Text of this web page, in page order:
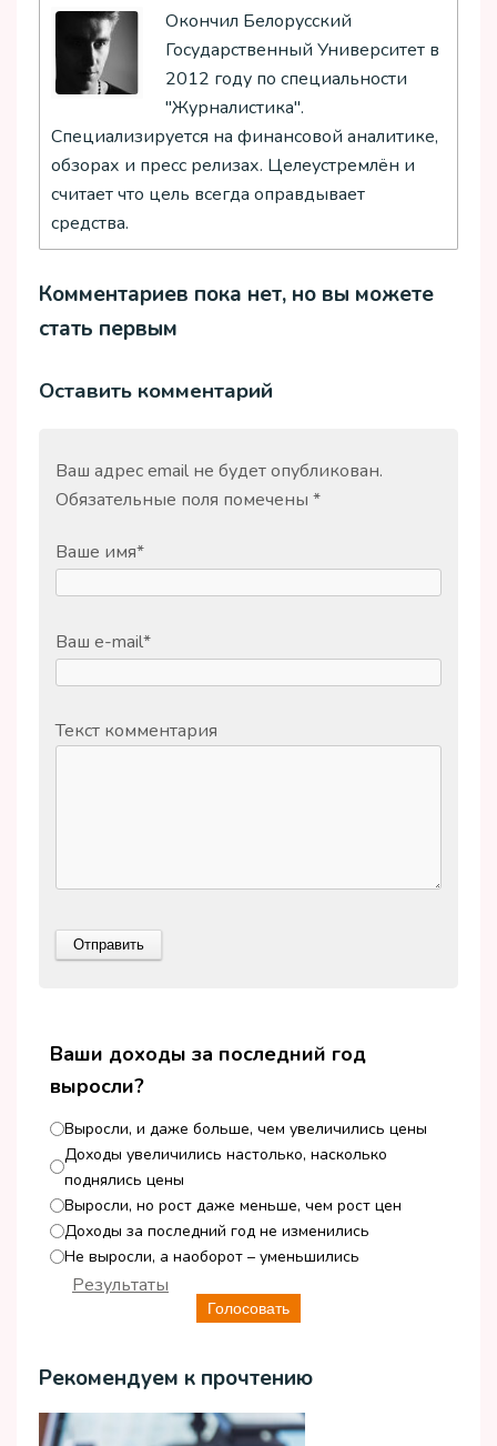
Окончил Белорусский
Государственный Университет в
2012 году по специальности
"Журналистика".
Специализируется на финансовой аналитике,
обзорах и пресс релизах. Целеустремлён и
считает что цель всегда оправдывает
средства.
Комментариев пока нет, но вы можете
стать первым
Оставить комментарий
Ваш адрес email не будет опубликован.
Обязательные поля помечены *
Ваше имя*
Ваш e-mail*
Текст комментария
Ваши доходы за последний год
выросли?
Выросли, и даже больше, чем увеличились цены
Доходы увеличились настолько, насколько
поднялись цены
Выросли, но рост даже меньше, чем рост цен
Доходы за последний год не изменились
Не выросли, а наоборот – уменьшились
Голосовать
Результаты
Рекомендуем к прочтению